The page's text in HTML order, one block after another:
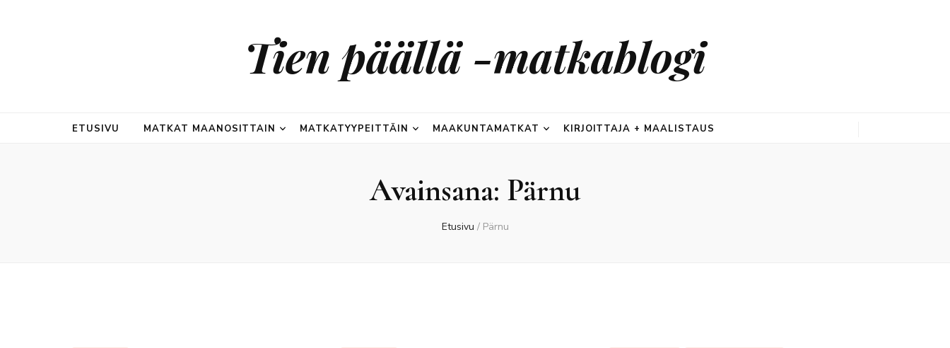
Tien päällä -matkablogi
ETUSIVU MATKAT MAANOSITTAIN MATKATYYPEITTÄIN MAAKUNTAMATKAT KIRJOITTAJA + MAALISTAUS
Avainsana: Pärnu
Etusivu / Pärnu